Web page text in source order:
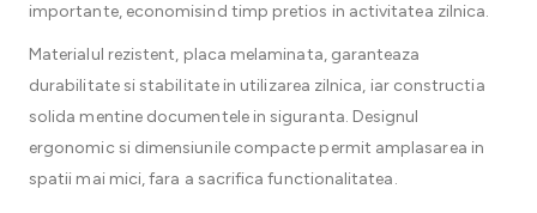
importante, economisind timp pretios in activitatea zilnica.
Materialul rezistent, placa melaminata, garanteaza
durabilitate si stabilitate in utilizarea zilnica, iar constructia
solida mentine documentele in siguranta. Designul
ergonomic si dimensiunile compacte permit amplasarea in
spatii mai mici, fara a sacrifica functionalitatea.